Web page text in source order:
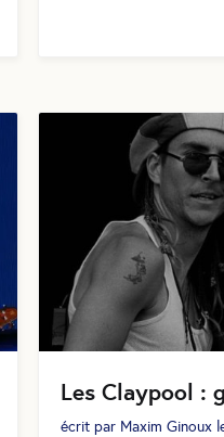
Les Claypool :
écrit par Maxim Ginoux